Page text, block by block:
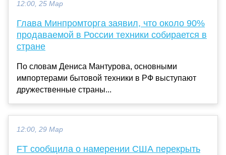
12:00, 25 Мар
Глава Минпромторга заявил, что около 90%
продаваемой в России техники собирается в
стране
По словам Дениса Мантурова, основными
импортерами бытовой техники в РФ выступают
дружественные страны...
12:00, 29 Мар
FT сообщила о намерении США перекрыть